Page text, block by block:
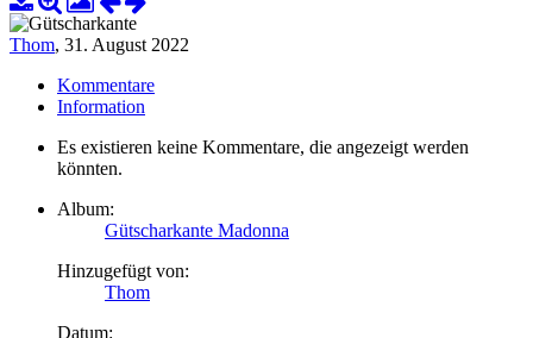
Thom, 31. August 2022
Kommentare
Information
Es existieren keine Kommentare, die angezeigt werden
könnten.
Album:
Gütscharkante Madonna
Hinzugefügt von:
Thom
Datum: